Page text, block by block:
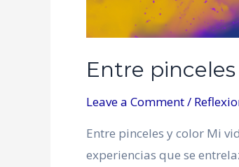
Entre
Leave a Comment/
Entre pinceles y color Mi
experiencias que se